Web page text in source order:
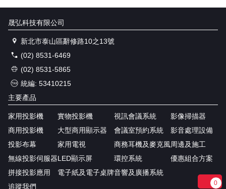
晟弘科技有限公司
新北市泰山區辭修路10之13號
(02) 8531-6469
(02) 8531-5865
統編: 53410215
主要產品
家用投影機
商用投影機
投影布幕
無線投影伺服器
拼接投影應用
實物投影機
大型商用顯示器
家用電視
LED顯示屏
電子紙及電子桌牌
視訊會議系統
會議室預約系統
商務耳機及麥克風
環控系統
音響及廣播系統
影像掃描器
影音處理設備
周邊及施工
優惠組合方案
追蹤我們 0